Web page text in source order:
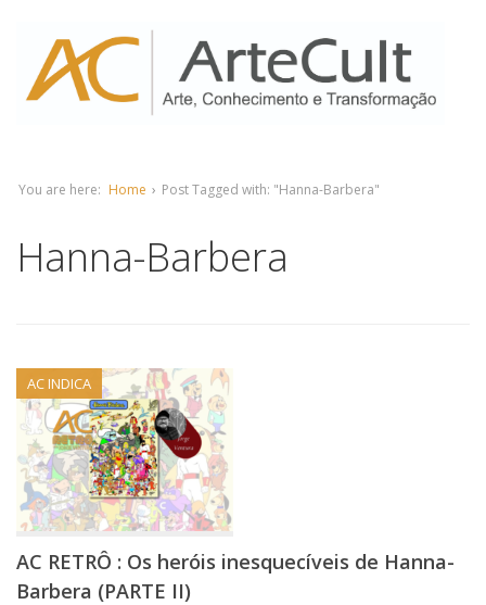
You are here: Home › Post Tagged with: "Hanna-Barbera"
Hanna-Barbera
AC INDICA
AC RETRÔ : Os heróis inesquecíveis de Hanna-
Barbera (PARTE II)